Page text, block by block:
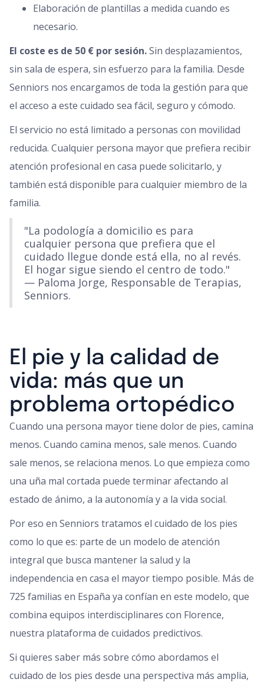
Elaboración de plantillas a medida cuando es
necesario.
El coste es de 50 € por sesión.Sin desplazamientos,
sin sala de espera, sin esfuerzo para la familia. Desde
Senniors nos encargamos de toda la gestión para que
el acceso a este cuidado sea fácil, seguro y cómodo.
El servicio no está limitado a personas con movilidad
reducida. Cualquier persona mayor que prefiera recibir
atención profesional en casa puede solicitarlo, y
también está disponible para cualquier miembro de la
familia.
"La podología a domicilio es para
cualquier persona que prefiera que el
cuidado llegue donde está ella, no al revés.
El hogar sigue siendo el centro de todo."
— Paloma Jorge, Responsable de Terapias,
Senniors.
El pie y la calidad de
vida: más que un
problema ortopédico
Cuando una persona mayor tiene dolor de pies, camina
menos. Cuando camina menos, sale menos. Cuando
sale menos, se relaciona menos. Lo que empieza como
una uña mal cortada puede terminar afectando al
estado de ánimo, a la autonomía y a la vida social.
Por eso en Senniors tratamos el cuidado de los pies
como lo que es: parte de un modelo de atención
integral que busca mantener la salud y la
independencia en casa el mayor tiempo posible. Más de
725 familias en España ya confían en este modelo, que
combina equipos interdisciplinares con Florence,
nuestra plataforma de cuidados predictivos.
Si quieres saber más sobre cómo abordamos el
cuidado de los pies desde una perspectiva más amplia,